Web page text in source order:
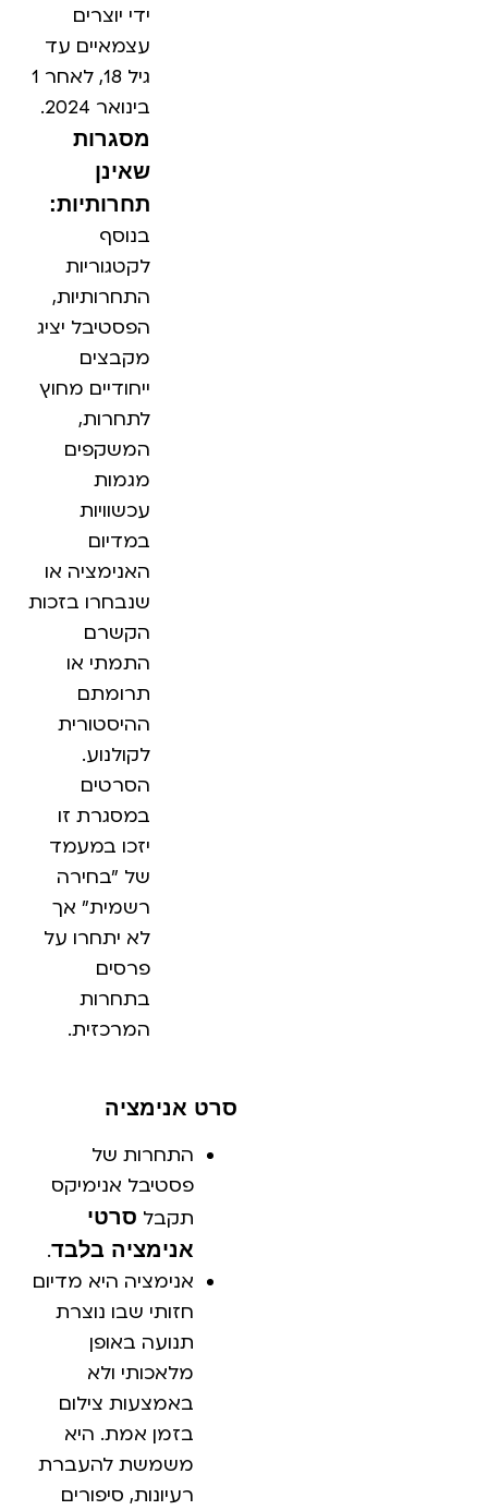
ידי יוצרים
עצמאיים עד
גיל 18, לאחר 1
בינואר 2024.
מסגרות
שאינן
תחרותיות:
בנוסף
לקטגוריות
התחרותיות,
הפסטיבל יציג
מקבצים
ייחודיים מחוץ
לתחרות,
המשקפים
מגמות
עכשוויות
במדיום
האנימציה או
שנבחרו בזכות
הקשרם
התמתי או
תרומתם
ההיסטורית
לקולנוע.
הסרטים
במסגרת זו
יזכו במעמד
של "בחירה
רשמית" אך
לא יתחרו על
פרסים
בתחרות
המרכזית.
סרט אנימציה
התחרות של
פסטיבל אנימיקס
תקבל סרטי
אנימציה בלבד.
אנימציה היא מדיום
חזותי שבו נוצרת
תנועה באופן
מלאכותי ולא
באמצעות צילום
בזמן אמת. היא
משמשת להעברת
רעיונות, סיפורים